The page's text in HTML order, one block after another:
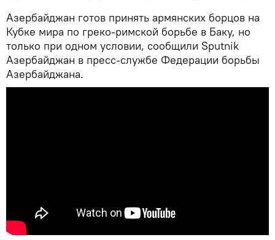
Азербайджан готов принять армянских борцов на
Кубке мира по греко-римской борьбе в Баку, но
только при одном условии, сообщили Sputnik
Азербайджан в пресс-службе Федерации борьбы
Азербайджана.